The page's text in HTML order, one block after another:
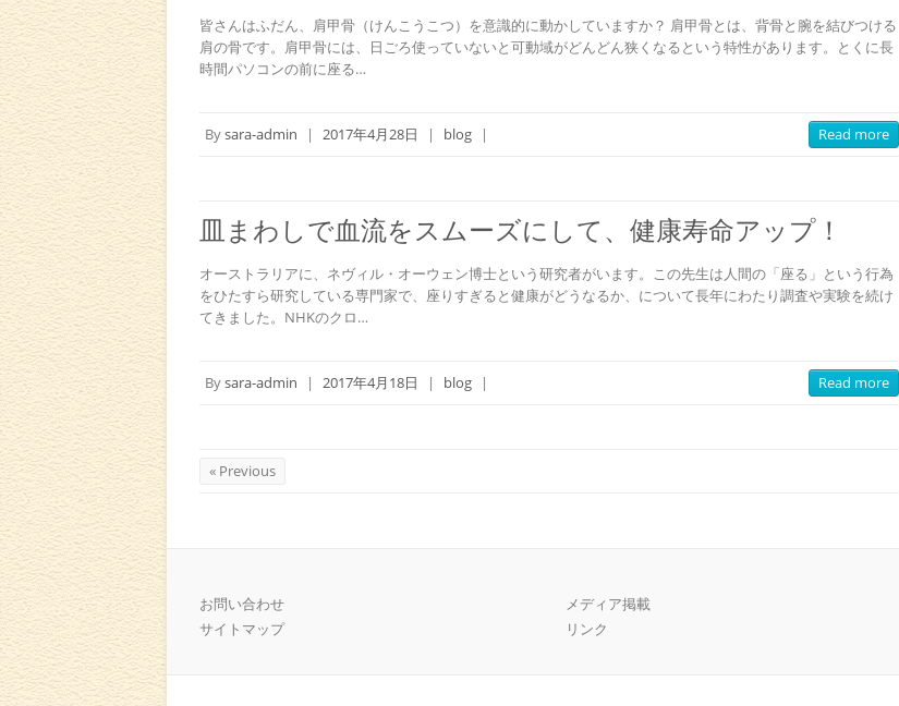
皆さんはふだん、肩甲骨（けんこうこつ）を意識的に動かしていますか？ 肩甲骨とは、背骨と腕を結びつける
肩の骨です。肩甲骨には、日ごろ使っていないと可動域がどんどん狭くなるという特性があります。とくに長
時間パソコンの前に座る…
Bysara-admin | 2017年4月28日 | blog | Read more
皿まわしで血流をスムーズにして、健康寿命アップ！
オーストラリアに、ネヴィル・オーウェン博士という研究者がいます。この先生は人間の「座る」という行為
をひたすら研究している専門家で、座りすぎると健康がどうなるか、について長年にわたり調査や実験を続け
てきました。NHKのクロ…
Bysara-admin | 2017年4月18日 | blog | Read more
« Previous
お問い合わせ
サイトマップ
メディア掲載
リンク